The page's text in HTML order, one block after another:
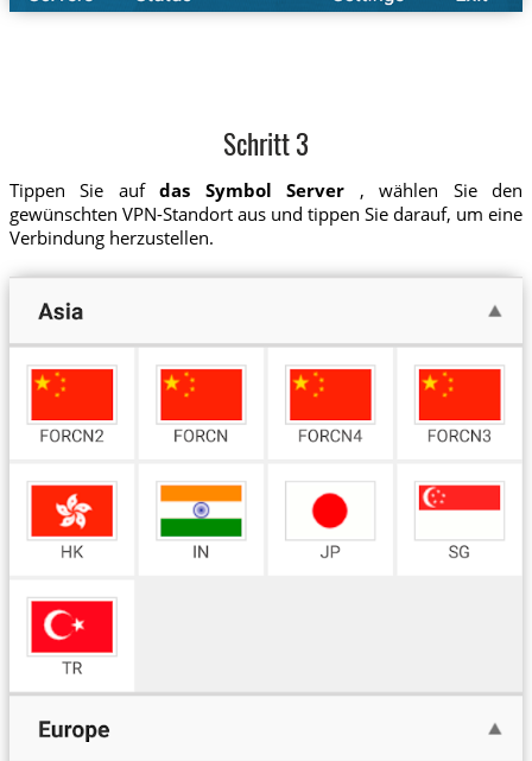
Schritt 3
Tippen Sie aufdas Symbol Server , wählen Sie den
gewünschten VPN-Standort aus und tippen Sie darauf, um eine
Verbindung herzustellen.